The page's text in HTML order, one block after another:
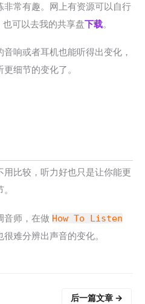
常有趣。网上有资源可以自行
也可以去我的共享盘下载。
响或者耳机也能听得出变化，
细节的变化了。
比较，听力好也只是让你能更
音师，在做 How To Listen
难分辨出声音的变化。
后一篇文章 →